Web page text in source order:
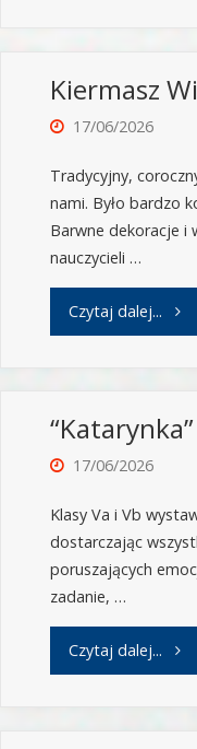
Kiermasz
17/06/2026
Tradycyjny,
nami. Było bardzo
Barwne dekoracje i
nauczycieli …
Czytaj dalej...
17/06/2026
Klasy Va i Vb
dostarczając
poruszających
zadanie, …
Czytaj dalej...